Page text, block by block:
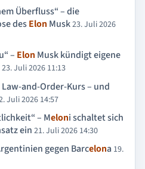
Überfluss“ – die
desElon Musk23. Juli 2026
– Elon Musk kündigt eigene
23. Juli 2026 11:13
Law-and-Order-Kurs – und
Juli 2026 14:57
– Meloni schaltet sich
ein 21. Juli 2026 14:30
gegen Barcelona 19.